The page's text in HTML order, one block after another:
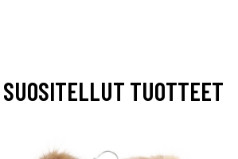
SUOSITELLUT TUOTTEET